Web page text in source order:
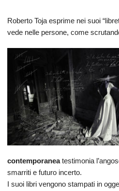
Roberto Toja esprime nei suoi
vede nelle persone, come
contemporaneatestimonia
smarriti e futuro incerto.
I suoi libri vengono stampati in